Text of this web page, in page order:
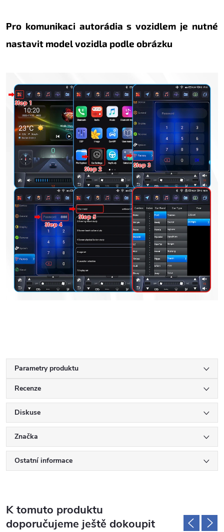
Pro komunikaci autorádia s vozidlem je nutné
nastavit model vozidla podle obrázku
Parametry produktu
Recenze
Diskuse
Značka
Ostatní informace
K tomuto produktu
doporučujeme ještě dokoupit